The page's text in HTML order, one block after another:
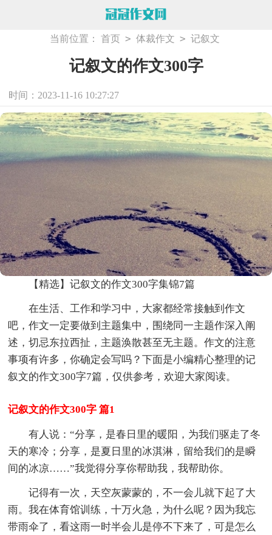
当前位置： 首页 > 体裁作文 > 记叙文
记叙文的作文300字
时间：2023-11-16 10:27:27
【精选】记叙文的作文300字集锦7篇
在生活、工作和学习中，大家都经常接触到作文
吧，作文一定要做到主题集中，围绕同一主题作深入阐
述，切忌东拉西扯，主题涣散甚至无主题。作文的注意
事项有许多，你确定会写吗？下面是小编精心整理的记
叙文的作文300字7篇，仅供参考，欢迎大家阅读。
记叙文的作文300字 篇1
有人说：“分享，是春日里的暖阳，为我们驱走了冬
天的寒冷；分享，是夏日里的冰淇淋，留给我们的是瞬
间的冰凉……”我觉得分享你帮助我，我帮助你。
记得有一次，天空灰蒙蒙的，不一会儿就下起了大
雨。我在体育馆训练，十万火急，为什么呢？因为我忘
带雨伞了，看这雨一时半会儿是停不下来了，可是怎么